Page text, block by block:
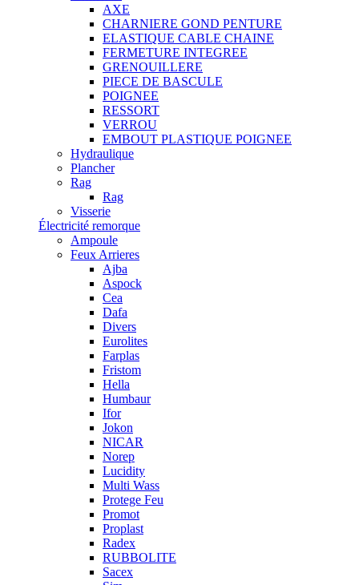
AXE
CHARNIERE GOND PENTURE
ELASTIQUE CABLE CHAINE
FERMETURE INTEGREE
GRENOUILLERE
PIECE DE BASCULE
POIGNEE
RESSORT
VERROU
EMBOUT PLASTIQUE POIGNEE
Hydraulique
Plancher
Rag
Rag
Visserie
Électricité remorque
Ampoule
Feux Arrieres
Ajba
Aspock
Cea
Dafa
Divers
Eurolites
Farplas
Fristom
Hella
Humbaur
Ifor
Jokon
NICAR
Norep
Lucidity
Multi Wass
Protege Feu
Promot
Proplast
Radex
RUBBOLITE
Sacex